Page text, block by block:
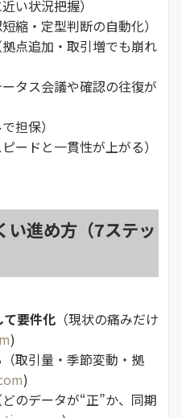
い状況把握）
縮・定型判断の自動化）
点追加・取引増でも崩れ
タス会議や確認の往復が
担保）
ードと一貫性が上がる）
い進め方（7ステッ
要件化 （現状の痛みだけ
)
（取引量・季節変動・拠
)
どのデータが“正”か、同期